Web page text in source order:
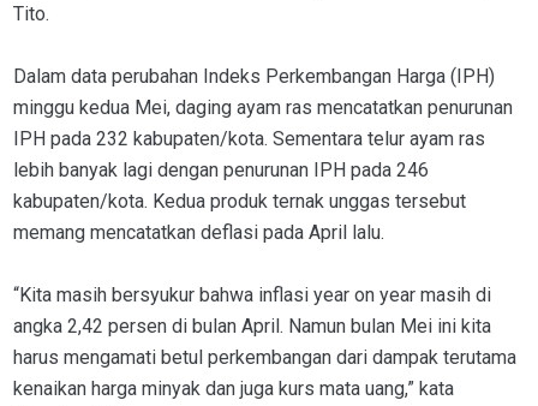
Tito.
Dalam data perubahan Indeks Perkembangan Harga (IPH)
minggu kedua Mei, daging ayam ras mencatatkan penurunan
IPH pada 232 kabupaten/kota. Sementara telur ayam ras
lebih banyak lagi dengan penurunan IPH pada 246
kabupaten/kota. Kedua produk ternak unggas tersebut
memang mencatatkan deflasi pada April lalu.
“Kita masih bersyukur bahwa inflasi year on year masih di
angka 2,42 persen di bulan April. Namun bulan Mei ini kita
harus mengamati betul perkembangan dari dampak terutama
kenaikan harga minyak dan juga kurs mata uang,” kata